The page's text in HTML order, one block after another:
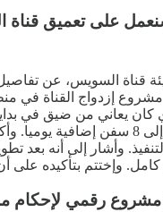
على تعميق قناة
السويس، عن تفاصيل
كان يعاني من ضيق في
للقناة، مما يتيح مرور
أن قناة السويس لا تتوقف عن العمل على مدار
مشروع رقمي لإحكام